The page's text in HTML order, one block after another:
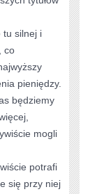
tu silnej i
co
pieniędzy.
będziemy
mogli
potrafi
się przy niej